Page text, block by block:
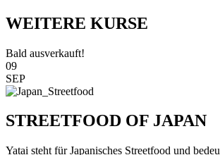
WEITERE KURSE
Bald ausverkauft!
09
SEP
STREETFOOD OF JAPAN
Yatai steht für Japanisches Streetfood und